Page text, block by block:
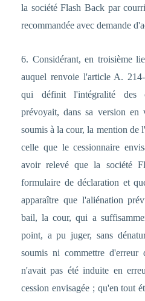
la société Flash Back par
recommandée avec demande
6. Considérant, en troisième
auquel renvoie l'article A.
qui définit l'intégralité des
prévoyait, dans sa version
soumis à la cour, la mention de
celle que le cessionnaire
avoir relevé que la société
formulaire de déclaration et
apparaître que l'aliénation
bail, la cour, qui a
point, a pu juger, sans
soumis ni commettre
n'avait pas été induite en
cession envisagée ; qu'en tout